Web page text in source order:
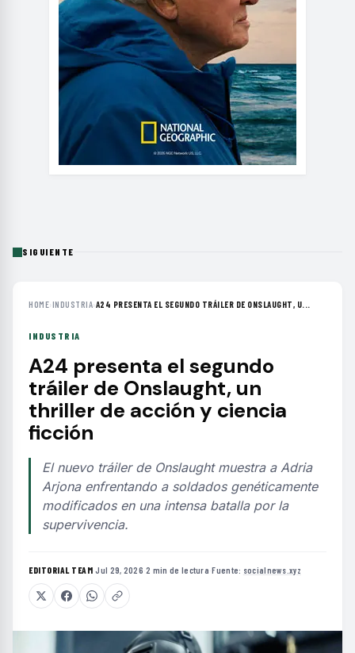
SIGUIENTE
HOME›INDUSTRIA›A24 PRESENTA EL SEGUNDO TRÁILER DE ONSLAUGHT, U...
INDUSTRIA
A24 presenta el segundo
tráiler de Onslaught, un
thriller de acción y ciencia
ficción
El nuevo tráiler de Onslaught muestra a Adria
Arjona enfrentando a soldados genéticamente
modificados en una intensa batalla por la
supervivencia.
EDITORIAL TEAM·Jul 29, 2026·2 min de lectura·Fuente: socialnews.xyz